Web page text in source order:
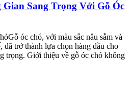
Gian Sang Trọng Với Gỗ Óc
óc chó, với màu sắc nâu sẫm và
đã trở thành lựa chọn hàng đầu cho
trọng. Giới thiệu về gỗ óc chó không